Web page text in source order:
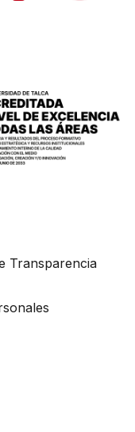
Transparencia